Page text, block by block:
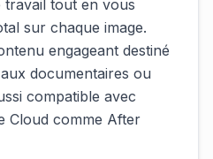
tout en vous
sur chaque image.
engageant destiné
documentaires ou
compatible avec
Cloud comme After